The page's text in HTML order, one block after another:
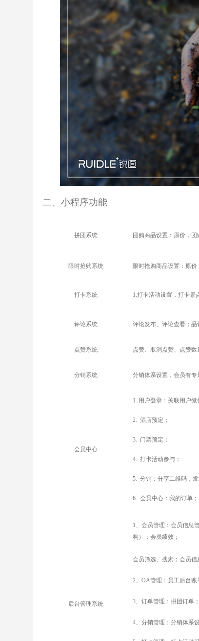
二、小程序功能
拼团系统 团购商品设置：原价，
限时抢购系统 限时抢购商品设置：原价
打卡系统 1.打卡活动设置，打卡景
评论系统 评论发布、评论查看；品
点赞系统 点赞、取消点赞、点赞数
分销系统 分销体系设置，会员有
会员中心
1. 用户登录：关联用户微
2. 酒店预定；
3. 门票预定；
4. 打卡活动参与；
5. 分销：分享二维码，
6. 会员中心：我的订单
后台管理系统
1、会员管理：会员信息
构）；会员绩效；
会员筛选、搜索；会员信
2、OA管理： 员工后台
3、订单管理：拼团订单
4、分销管理；分销体系